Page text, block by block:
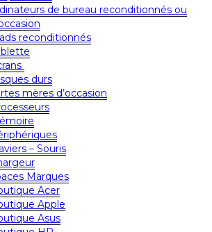
de bureau reconditionnés ou
reconditionnés
durs
mères d’occasion
– Souris
Marques
Acer
Apple
Asus